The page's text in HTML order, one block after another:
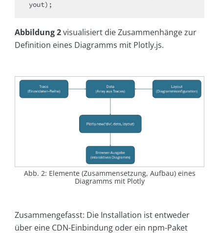
Abbildung 2visualisiert die Zusammenhänge zur
Definition eines Diagramms mit Plotly.js.
Abb. 2: Elemente (Zusammensetzung, Aufbau) eines
Diagramms mit Plotly
Zusammengefasst: Die Installation ist entweder
über eine CDN-Einbindung oder ein npm-Paket